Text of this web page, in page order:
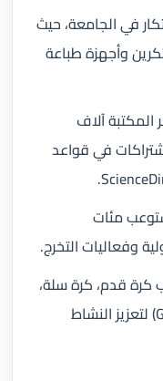
في الجامعة، حيث
وأجهزة طباعة
المكتبة آلاف
في قواعد
مئات
وفعاليات التخرج.
قدم، كرة سلة،
وصالة ألعاب رياضية مغلقة (Gym) لتعزيز النشاط